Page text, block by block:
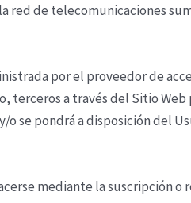
de telecomunicaciones
por el proveedor de
terceros a través del Sitio
se pondrá a disposición del
mediante la suscripción o